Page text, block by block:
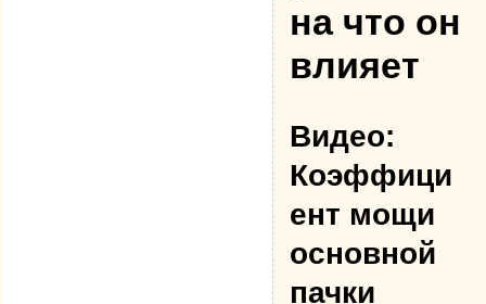
на что он
влияет
Видео:
Коэффици
ент мощи
основной
пачки